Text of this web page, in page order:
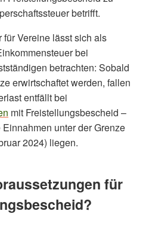
betrifft.
Vereine lässt sich als
bei
betrachten: Sobald
erwirtschaftet werden, fallen
entfällt bei
mit Freistellungsbescheid –
unter der Grenze
2024) liegen.
für